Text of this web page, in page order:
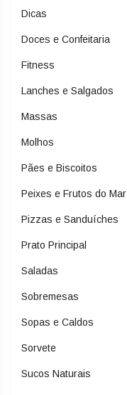
Dicas
Doces e Confeitaria
Fitness
Lanches e Salgados
Massas
Molhos
Pães e Biscoitos
Peixes e Frutos do Mar
Pizzas e Sanduíches
Prato Principal
Saladas
Sobremesas
Sopas e Caldos
Sorvete
Sucos Naturais